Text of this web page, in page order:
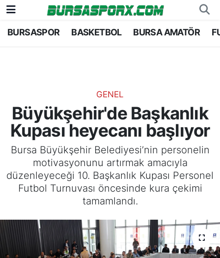
BURSASPOR BASKETBOL BURSA AMATÖR
GENEL
Büyükşehir'de Başkanlık
Kupası heyecanı başlıyor
Bursa Büyükşehir Belediyesi’nin personelin
motivasyonunu artırmak amacıyla
düzenleyeceği 10. Başkanlık Kupası Personel
Futbol Turnuvası öncesinde kura çekimi
tamamlandı.
Bursaspor
Bursa Amatör
Hentbol
Voleybol
Genel
Bursa Nöbetçi Eczaneler
Bursa Trafik Yoğunluk Haritası
TFF 1.Lig Puan Durumu ve Fikstür
Tüm Manşetler
Son Dakika Haberleri